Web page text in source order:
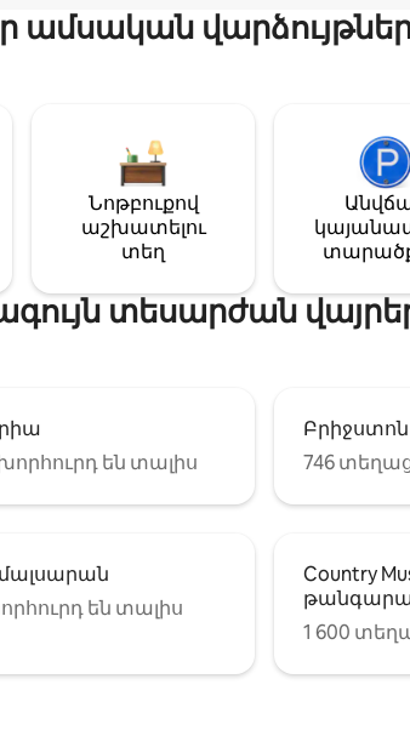
ամսական
Նոթբուքով
աշխատելու
տեղ
տեսարժան
են տալիս
746
են տալիս
Country
1 600